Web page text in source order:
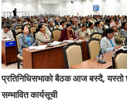
प्रतिनिधिसभाको बैठक आज बस्दै,
सम्भावित कार्यसूची